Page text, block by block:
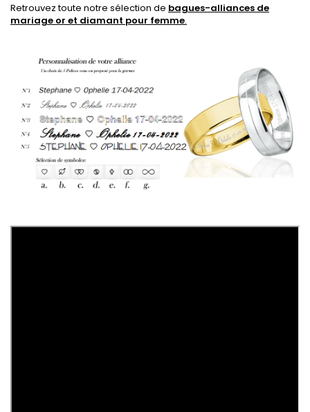
Retrouvez toute notre sélection de bagues-alliances de
mariage or et diamant pour femme.